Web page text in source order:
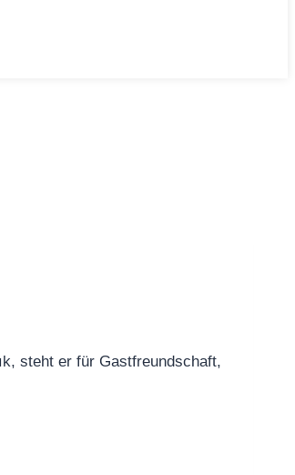
steht er für Gastfreundschaft,